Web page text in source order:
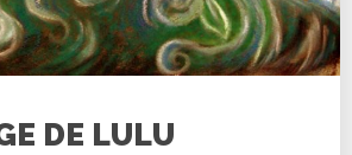
DE LULU